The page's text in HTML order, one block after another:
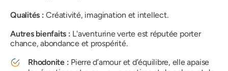
Qualités : Créativité, imagination et intellect.
Autres bienfaits : L'aventurine verte est réputée porter
chance, abondance et prospérité.
Rhodonite : Pierre d’amour et d’équilibre, elle apaise